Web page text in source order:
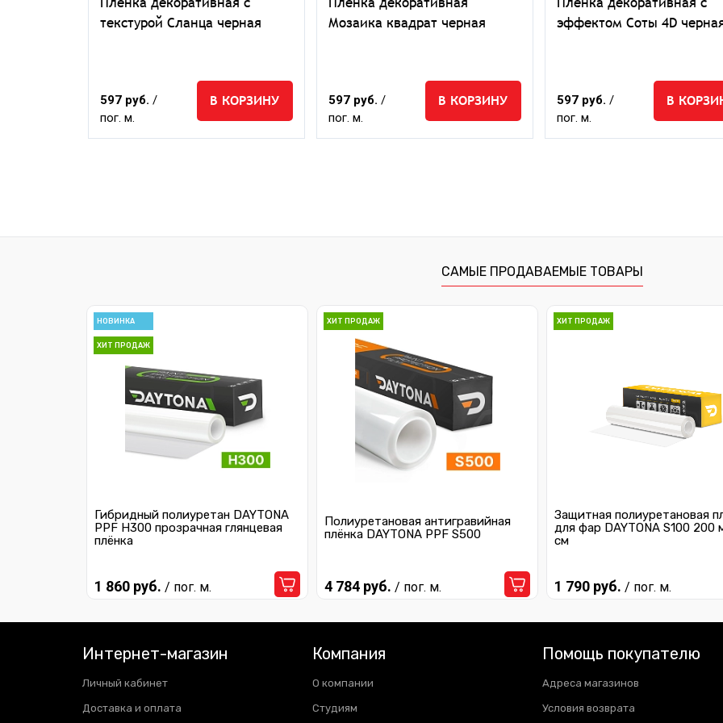
текстурой Сланца черная
597 руб. /
пог. м.
В КОРЗИНУ
Мозаика квадрат черная
597 руб. /
пог. м.
В КОРЗИНУ
эффектом Соты 4D
597 руб. /
пог. м.
В
САМЫЕ ПРОДАВАЕМЫЕ ТОВАРЫ
НОВИНКА
ХИТ ПРОДАЖ
Гибридный полиуретан DAYTONA
PPF H300 прозрачная глянцевая
плёнка
1 860 руб. / пог. м.
ХИТ ПРОДАЖ
Полиуретановая антигравийная
плёнка DAYTONA PPF S500
4 784 руб. / пог. м.
ХИТ ПРОДАЖ
Защитная полиуретановая
для фар DAYTONA S100 200
см
1 790 руб. / пог. м.
Интернет-магазин
Личный кабинет
Доставка и оплата
Компания
О компании
Студиям
Помощь покупателю
Адреса магазинов
Условия возврата